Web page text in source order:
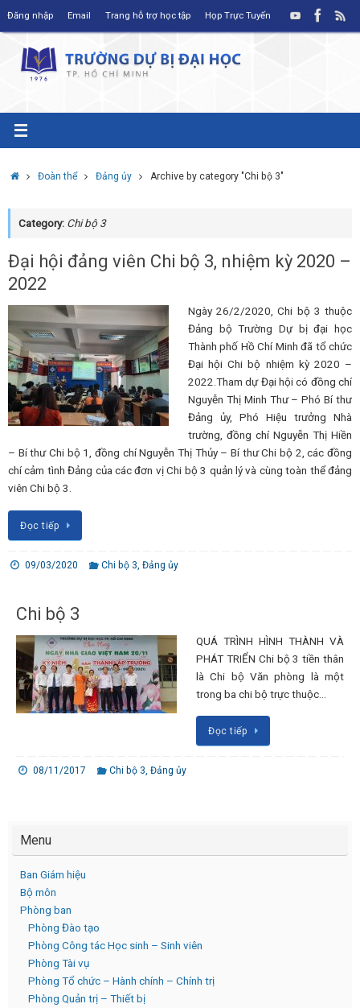
Đăng nhập Email Trang hỗ trợ học tập Họp Trực Tuyến
HomeĐoàn thể Đảng ủy Archive by category "Chi bộ 3"
Category: Chi bộ 3
Đại hội đảng viên Chi bộ 3, nhiệm kỳ 2020 –
2022
Ngày 26/2/2020, Chi bộ 3 thuộc
Đảng bộ Trường Dự bị đại học
Thành phố Hồ Chí Minh đã tổ chức
Đại hội Chi bộ nhiệm kỳ 2020 –
2022.Tham dự Đại hội có đồng chí
Nguyễn Thị Minh Thư – Phó Bí thư
Đảng ủy, Phó Hiệu trưởng Nhà
trường, đồng chí Nguyễn Thị Hiền
– Bí thư Chi bộ 1, đồng chí Nguyễn Thị Thủy – Bí thư Chi bộ 2, các đồng
chí cảm tình Đảng của các đơn vị Chi bộ 3 quản lý và cùng toàn thể đảng
viên Chi bộ 3.
Đọc tiếp
09/03/2020 Chi bộ 3 ,Đảng ủy
Chi bộ 3
QUÁ TRÌNH HÌNH THÀNH VÀ
PHÁT TRIỂN Chi bộ 3 tiền thân
là Chi bộ Văn phòng là một
trong ba chi bộ trực thuộc…
Đọc tiếp
08/11/2017 Chi bộ 3,Đảng ủy
Menu
Ban Giám hiệu
Bộ môn
Phòng ban
Phòng Đào tạo
Phòng Công tác Học sinh – Sinh viên
Phòng Tài vụ
Phòng Tổ chức – Hành chính – Chính trị
Phòng Quản trị – Thiết bị